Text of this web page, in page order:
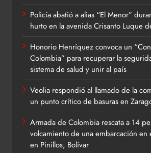
Policía abatió a alias “El Menor”
hurto en la avenida Crisanto Luque
Honorio Henríquez convoca un
Colombia” para recuperar la
sistema de salud y unir al país
Veolia respondió al llamado de la
un punto crítico de basuras en
Armada de Colombia rescata a 14
volcamiento de una embarcación en
en Pinillos, Bolívar